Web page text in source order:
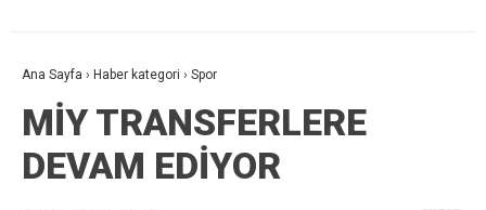
Ana Sayfa › Haber kategori › Spor
MİY TRANSFERLERE
DEVAM EDİYOR